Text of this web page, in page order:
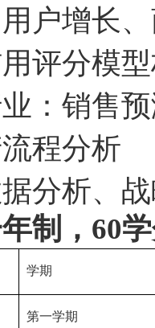
户增长
评分模
：销售
程分析
分析、
制， 60
学期
第一学期